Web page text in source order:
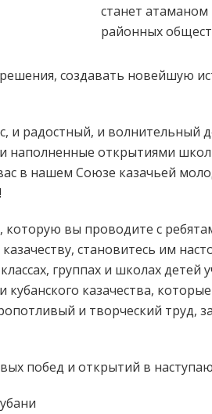
станет
районных
создавать новейшую
и радостный, и волнительный
наполненные открытиями
в нашем Союзе казачьей
вы проводите с
становитесь им
группах и школах
казачества,
и творческий труд,
побед и открытий в